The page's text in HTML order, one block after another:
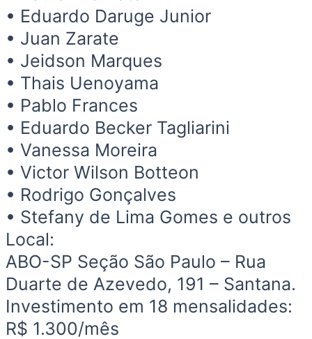
• Eduardo Daruge Junior
• Juan Zarate
• Jeidson Marques
• Thais Uenoyama
• Pablo Frances
• Eduardo Becker Tagliarini
• Vanessa Moreira
• Victor Wilson Botteon
• Rodrigo Gonçalves
• Stefany de Lima Gomes e outros
Local:
ABO-SP Seção São Paulo – Rua
Duarte de Azevedo, 191 – Santana.
Investimento em 18 mensalidades:
R$ 1.300/mês